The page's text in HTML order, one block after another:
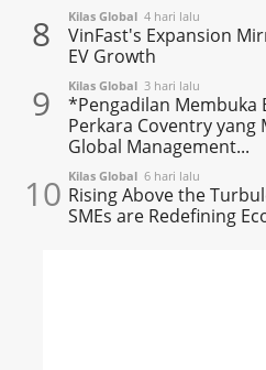
8 Kilas Global 4 hari lalu
VinFast's Expansion
EV Growth
9 Kilas Global 3 hari lalu
*Pengadilan Membuka
Perkara Coventry yang
Global Management...
10 Kilas Global 6 hari lalu
Rising Above the
SMEs are Redefining